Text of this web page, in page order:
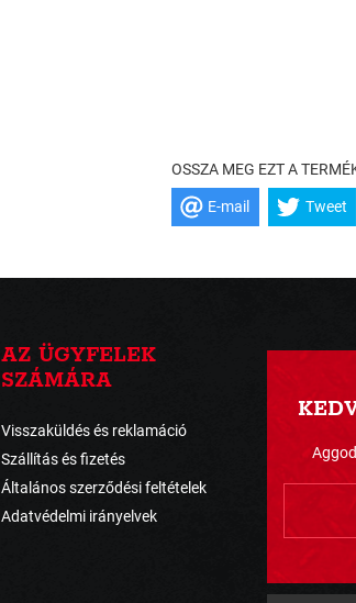
OSSZA MEG EZT A
E-mail Tweet
AZ ÜGYFELEK
SZÁMÁRA
Visszaküldés és reklamáció
Szállítás és fizetés
Általános szerződési feltételek
Adatvédelmi irányelvek